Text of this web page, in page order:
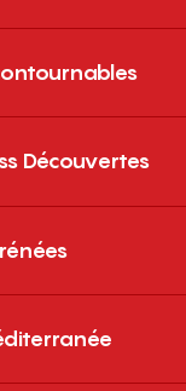
Découvertes
dans le
un agenda
de